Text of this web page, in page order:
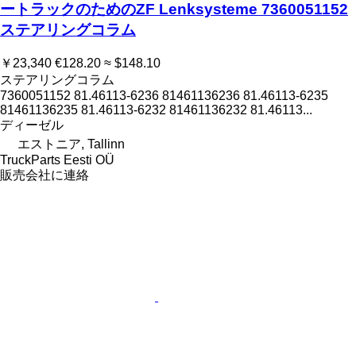
ートラックのためのZF Lenksysteme 7360051152
ステアリングコラム
￥23,340 €128.20 ≈ $148.10
ステアリングコラム
7360051152 81.46113-6236 81461136236 81.46113-6235
81461136235 81.46113-6232 81461136232 81.46113...
ディーゼル
エストニア, Tallinn
TruckParts Eesti OÜ
販売会社に連絡